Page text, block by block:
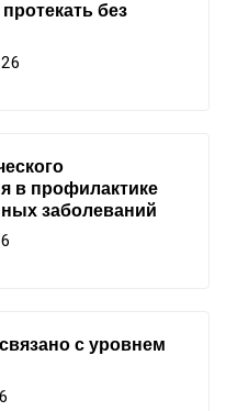
без
в профилактике
заболеваний
с уровнем